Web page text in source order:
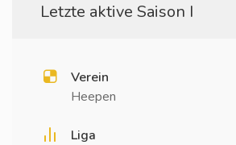
Letzte aktive Saison I
Verein
Heepen
Liga